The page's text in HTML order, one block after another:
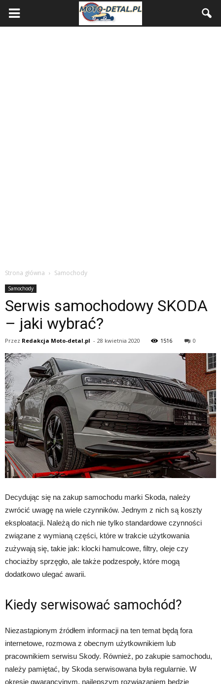
Strona główna Samochody
Samochody
Serwis samochodowy SKODA
– jaki wybrać?
Przez Redakcja Moto-detal.pl - 28 kwietnia 2020 1516 0
Decydując się na zakup samochodu marki Skoda, należy
zwrócić uwagę na wiele czynników. Jednym z nich są koszty
eksploatacji. Należą do nich nie tylko standardowe czynności
związane z wymianą części, które w trakcie użytkowania
zużywają się, takie jak: klocki hamulcowe, filtry, oleje czy
chociażby sprzęgło, ale także podzespoły, które mogą
dodatkowo ulegać awarii.
Kiedy serwisować samochód?
Niezastąpionym źródłem informacji na ten temat będą fora
internetowe, rozmowa z obecnym użytkownikiem lub
pracownikiem serwisu Skody. Również, po zakupie samochodu,
należy pamiętać, by Skoda serwisowana była regularnie. W
okresie gwarancyjnym, najlepszym rozwiązaniem będzie